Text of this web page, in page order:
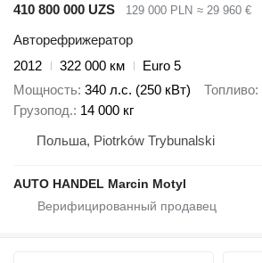
410 800 000 UZS
129 000 PLN ≈ 29 960 €
Авторефрижератор
2012
322 000 км
Euro 5
Мощность 340 л.с. (250 кВт) Топливо
Грузопод. 14 000 кг
Польша, Piotrków Trybunalski
AUTO HANDEL Marcin Motyl